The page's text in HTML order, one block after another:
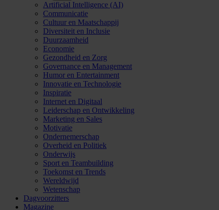
Artificial Intelligence (AI)
Communicatie
Cultuur en Maatschappij
Diversiteit en Inclusie
Duurzaamheid
Economie
Gezondheid en Zorg
Governance en Management
Humor en Entertainment
Innovatie en Technologie
Inspiratie
Internet en Digitaal
Leiderschap en Ontwikkeling
Marketing en Sales
Motivatie
Ondernemerschap
Overheid en Politiek
Onderwijs
Sport en Teambuilding
Toekomst en Trends
Wereldwijd
Wetenschap
Dagvoorzitters
Magazine